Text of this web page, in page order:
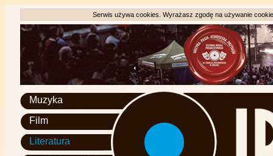
Serwis używa cookies. Wyrażasz zgodę na używanie
Muzyka
Film
Literatura